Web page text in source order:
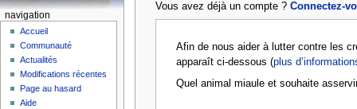
Vous avez déjà un compte ?Connectez-
Afin de nous aider à lutter contre les
apparaît ci-dessous (plus
Quel animal miaule et souhaite
navigation
Accueil
Communauté
Actualités
Modifications récentes
Page au hasard
Aide